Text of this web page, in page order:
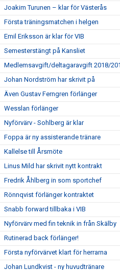
Joakim Turunen – klar för Västerås
Första träningsmatchen i helgen
Emil Eriksson är klar för VIB
Semesterstängt på Kansliet
Medlemsavgift/deltagaravgift 2018/
Johan Nordström har skrivit på
Även Gustav Ferngren förlänger
Wesslan förlänger
Nyförvärv - Sohlberg är klar
Foppa är ny assisterande tränare
Kallelse till Årsmöte
Linus Mild har skrivit nytt kontrakt
Fredrik Åhlberg in som sportchef
Rönnqvist förlänger kontraktet
Snabb forward tillbaka i VIB
Nyförvärv med fin teknik in från Skälby
Rutinerad back förlänger!
Första nyförvärvet klart för herrarna
Johan Lundkvist - ny huvudtränare